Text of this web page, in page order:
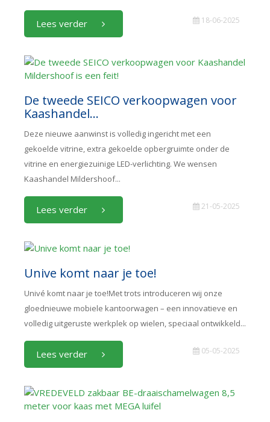
Lees verder 18-06-2025
De tweede SEICO verkoopwagen voor
Kaashandel...
Deze nieuwe aanwinst is volledig ingericht met een
gekoelde vitrine, extra gekoelde opbergruimte onder de
vitrine en energiezuinige LED-verlichting. We wensen
Kaashandel Mildershoof...
Lees verder 21-05-2025
Unive komt naar je toe!
Univé komt naar je toe!Met trots introduceren wij onze
gloednieuwe mobiele kantoorwagen – een innovatieve en
volledig uitgeruste werkplek op wielen, speciaal ontwikkeld...
Lees verder 05-05-2025